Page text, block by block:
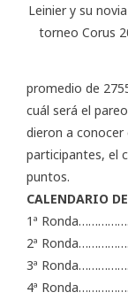
Leinier y su
torneo Corus
promedio de
cuál será el
dieron a conocer
participantes, el
puntos.
CALENDARIO
1ª
2ª
3ª
4ª